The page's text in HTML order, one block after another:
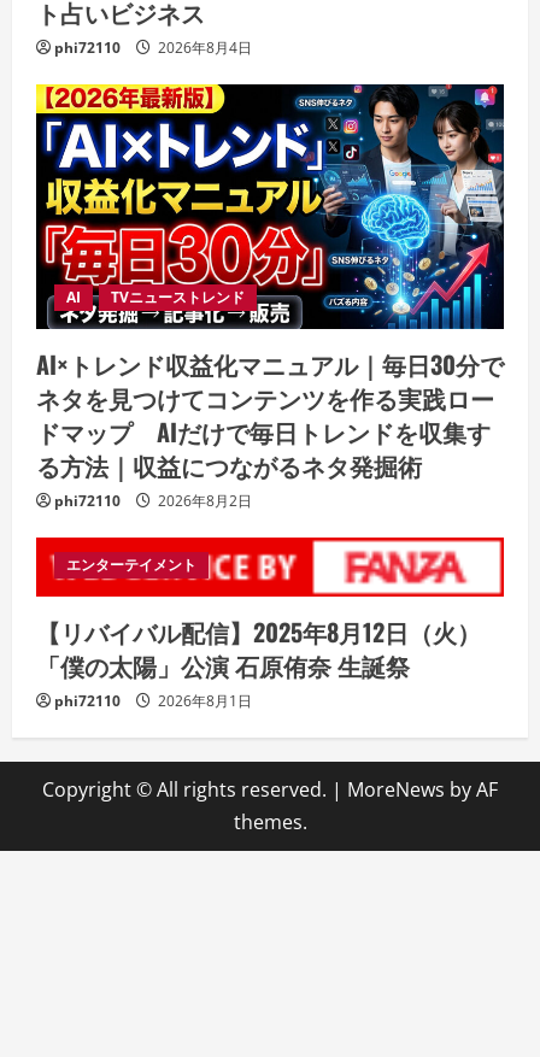
ト占いビジネス
phi72110 2026年8月4日
AI TVニューストレンド
AI×トレンド収益化マニュアル｜毎日30分で
ネタを見つけてコンテンツを作る実践ロー
ドマップ AIだけで毎日トレンドを収集す
る方法｜収益につながるネタ発掘術
phi72110 2026年8月2日
エンターテイメント
【リバイバル配信】2025年8月12日（火）
「僕の太陽」公演 石原侑奈 生誕祭
phi72110 2026年8月1日
Copyright © All rights reserved. | MoreNews by AF
themes.